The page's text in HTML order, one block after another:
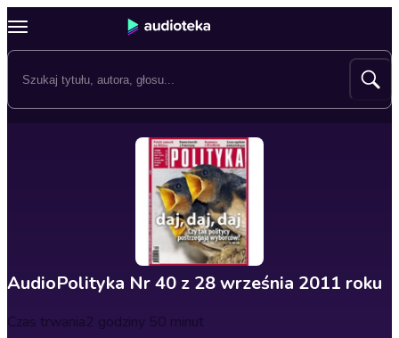
AudioPolityka Nr 40 z 28 września 2011 roku
Czas trwania2 godziny 50 minut